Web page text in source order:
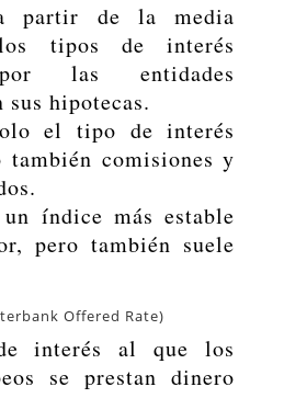
partir de la media
tipos de interés
las entidades
hipotecas.
el tipo de interés
también comisiones y
índice más estable
pero también suele
Offered Rate)
interés al que los
se prestan dinero